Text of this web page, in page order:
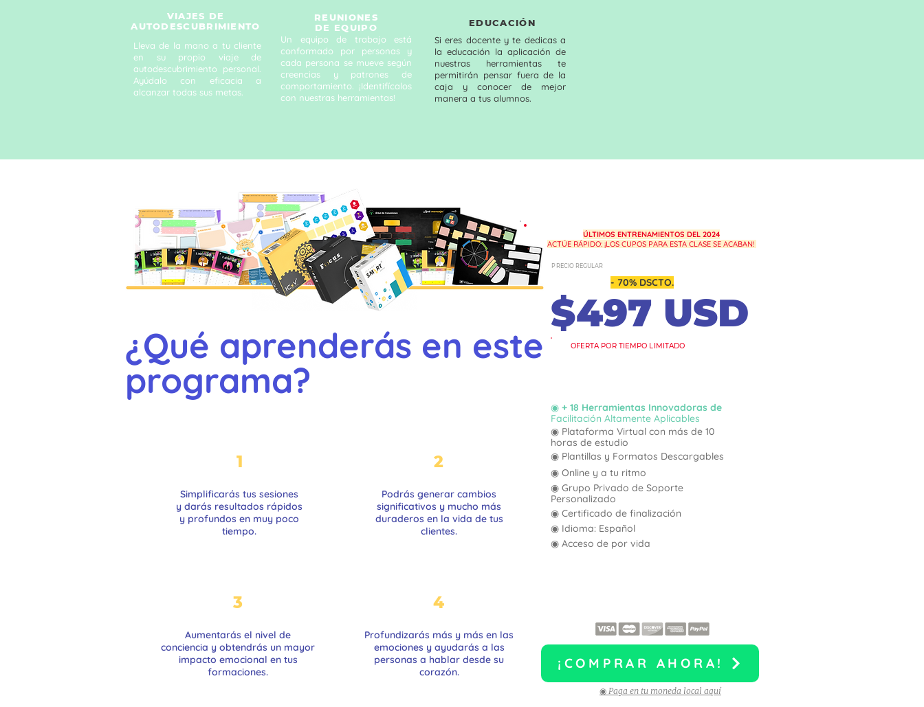
ÚLTIMOS ENTRENAMIENTOS DEL 2024
ACTÚE RÁPIDO: ¡LOS CUPOS PARA ESTA CLASE SE ACABAN!
PRECIO REGULAR
- 70% DSCTO.
$497 USD
OFERTA POR TIEMPO LIMITADO
◉ + 18 Herramientas Innovadoras de
Facilitación Altamente Aplicables
◉ Plataforma Virtual con más de 10
horas de estudio
◉ Plantillas y Formatos Descargables
◉ Online y a tu ritmo
◉ Grupo Privado de Soporte
Personalizado
◉ Certificado de finalización
◉ Idioma: Español
◉ Acceso de por vida
¡COMPRAR AHORA!
◉ Paga en tu moneda local aquí
VIAJES DE
AUTODESCUBRIMIENTO
Lleva de la mano a tu cliente
en su propio viaje de
autodescubrimiento personal.
Ayúdalo con eficacia a
alcanzar todas sus metas.
REUNIONES
DE EQUIPO
Un equipo de trabajo está
conformado por personas y
cada persona se mueve según
creencias y patrones de
comportamiento. ¡Identifícalos
con nuestras herramientas!
EDUCACIÓN
Si eres docente y te dedicas a
la educación la aplicación de
nuestras herramientas te
permitirán pensar fuera de la
caja y conocer de mejor
manera a tus alumnos.
¿Qué aprenderás en este
programa?
1
Simplificarás tus sesiones
y darás resultados rápidos
y profundos en muy poco
tiempo.
3
Aumentarás el nivel de
conciencia y obtendrás un mayor
impacto emocional en tus
formaciones.
2
Podrás generar cambios
significativos y mucho más
duraderos en la vida de tus
clientes.
4
Profundizarás más y más en las
emociones y ayudarás a las
personas a hablar desde su
corazón.